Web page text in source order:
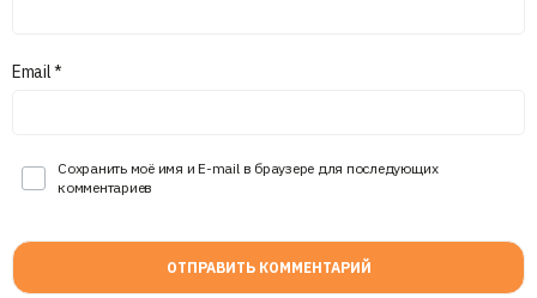
Email*
Сохранить моё имя и E-mail в браузере для последующих
комментариев